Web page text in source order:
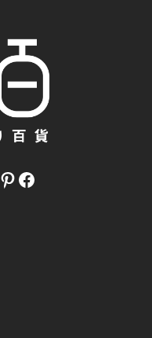
Pinterest Facebook